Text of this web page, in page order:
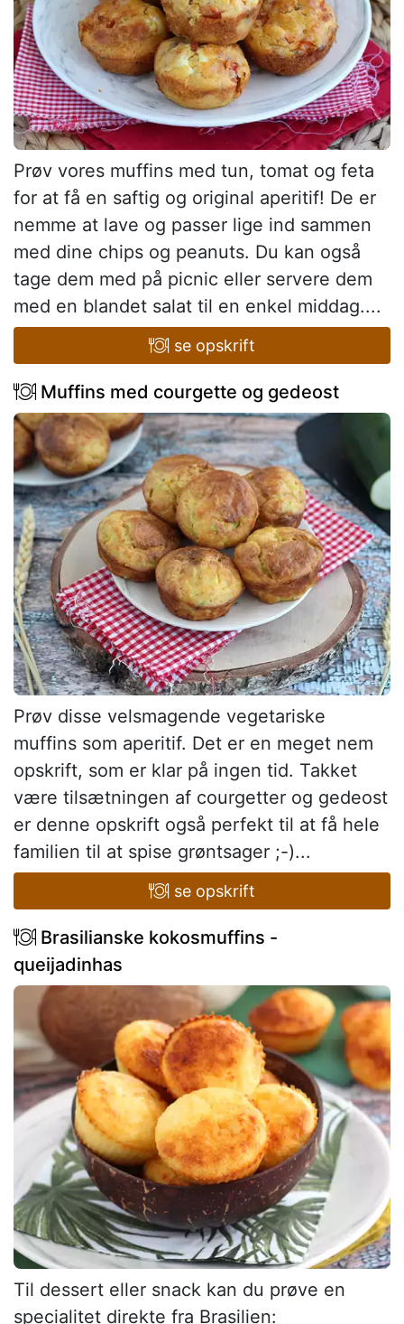
Prøv vores muffins med tun, tomat og feta
for at få en saftig og original aperitif! De er
nemme at lave og passer lige ind sammen
med dine chips og peanuts. Du kan også
tage dem med på picnic eller servere dem
med en blandet salat til en enkel middag....
se opskrift
Muffins med courgette og gedeost
Prøv disse velsmagende vegetariske
muffins som aperitif. Det er en meget nem
opskrift, som er klar på ingen tid. Takket
være tilsætningen af courgetter og gedeost
er denne opskrift også perfekt til at få hele
familien til at spise grøntsager ;-)...
se opskrift
Brasilianske kokosmuffins -
queijadinhas
Til dessert eller snack kan du prøve en
specialitet direkte fra Brasilien: